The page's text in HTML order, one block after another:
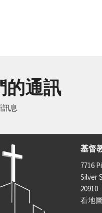
的通訊
息
基督
7716
Silver
20910
看地圖